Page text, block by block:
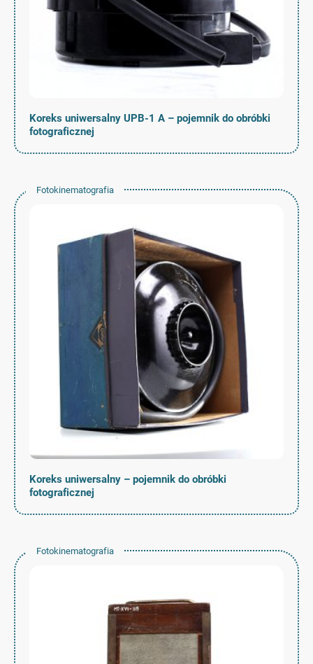
Koreks uniwersalny UPB-1 A – pojemnik do obróbki
fotograficznej
Fotokinematografia
Koreks uniwersalny – pojemnik do obróbki
fotograficznej
Fotokinematografia